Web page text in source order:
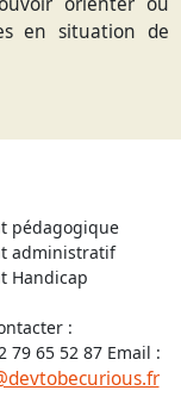
en situation de
pédagogique
administratif
Handicap
:
79 65 52 87 Email :